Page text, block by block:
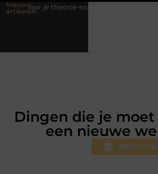
Nieuwe
artikelenexamen Fysiotherapie
Dingen die je
een nieuwe